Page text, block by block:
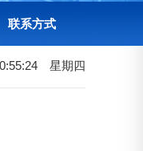
联系方式
星期四